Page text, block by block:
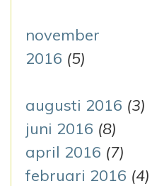
november
2016 (5)
augusti 2016 (3)
juni 2016 (8)
april 2016 (7)
februari 2016 (4)